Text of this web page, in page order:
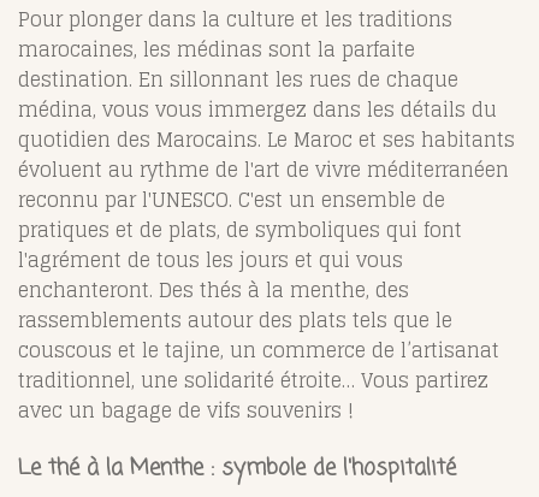
Pour plonger dans la culture et les traditions
marocaines, les médinas sont la parfaite
destination. En sillonnant les rues de chaque
médina, vous vous immergez dans les détails du
quotidien des Marocains. Le Maroc et ses habitants
évoluent au rythme de l'art de vivre méditerranéen
reconnu par l'UNESCO. C'est un ensemble de
pratiques et de plats, de symboliques qui font
l'agrément de tous les jours et qui vous
enchanteront. Des thés à la menthe, des
rassemblements autour des plats tels que le
couscous et le tajine, un commerce de l’artisanat
traditionnel, une solidarité étroite… Vous partirez
avec un bagage de vifs souvenirs !
Le thé à la Menthe : symbole de l'hospitalité